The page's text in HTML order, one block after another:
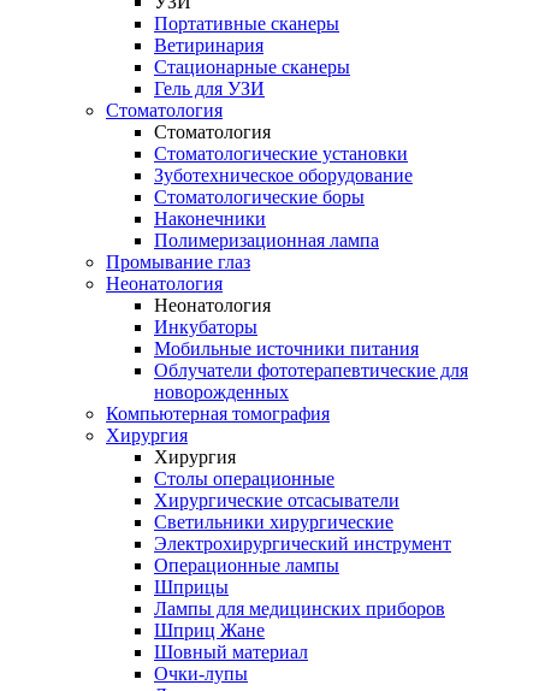
Портативные сканеры
Ветиринария
Стационарные сканеры
Гель для УЗИ
Стоматология
Стоматология
Стоматологические установки
Зуботехническое оборудование
Стоматологические боры
Наконечники
Полимеризационная лампа
Промывание глаз
Неонатология
Неонатология
Инкубаторы
Мобильные источники питания
Облучатели фототерапевтические для
новорожденных
Компьютерная томография
Хирургия
Хирургия
Столы операционные
Хирургические отсасыватели
Светильники хирургические
Электрохирургический инструмент
Операционные лампы
Шприцы
Лампы для медицинских приборов
Шприц Жане
Шовный материал
Очки-лупы